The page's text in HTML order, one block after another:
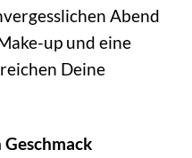
Abend
up und eine
Deine